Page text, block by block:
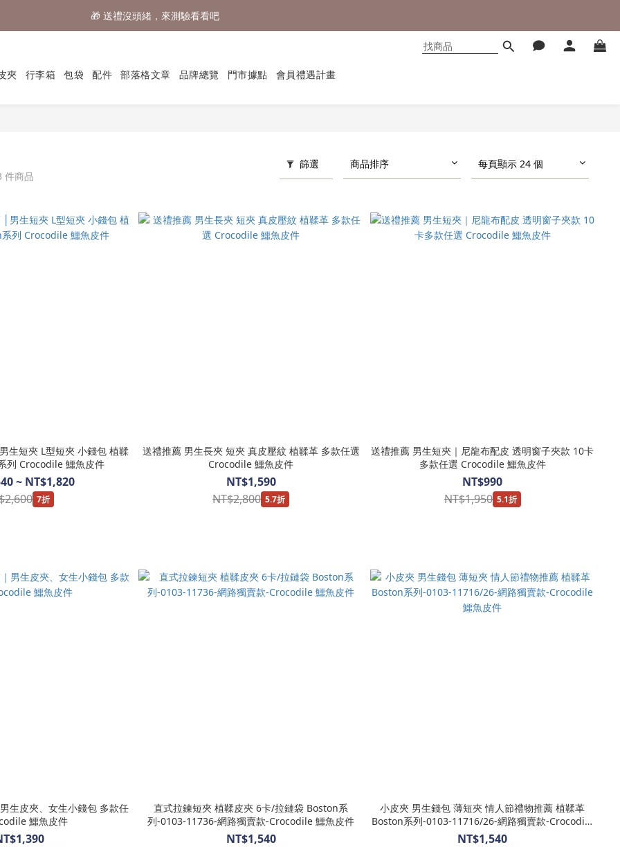
⌛行李箱結帳 72折 至8/9止
🎁 送禮沒頭緒，來測驗看看吧
夾 行李箱 包袋 配件 部落格文章 品牌總覽 門市據點 會員禮遇計畫
件商品
篩選 商品排序 每頁顯示 24 個
生短夾 L型短夾 小錢包 植鞣
列 Crocodile 鱷魚皮件
~ NT$1,820
7折
送禮推薦 男生長夾 短夾 真皮壓紋 植鞣革 多款任選
Crocodile 鱷魚皮件
NT$1,590
NT$2,800 5.7折
送禮推薦 男生短夾｜尼龍布配皮 透明窗子夾款 10卡
多款任選 Crocodile 鱷魚皮件
NT$990
NT$1,950 5.1折
生皮夾、女生小錢包 多款任
鱷魚皮件
直式拉鍊短夾 植鞣皮夾 6卡/拉鏈袋 Boston系
列-0103-11736-網路獨賣款-Crocodile 鱷魚皮件
NT$1,540
小皮夾 男生錢包 薄短夾 情人節禮物推薦 植鞣革
Boston系列-0103-11716/26-網路獨賣款-Crocodile
鱷魚皮件
NT$1,540